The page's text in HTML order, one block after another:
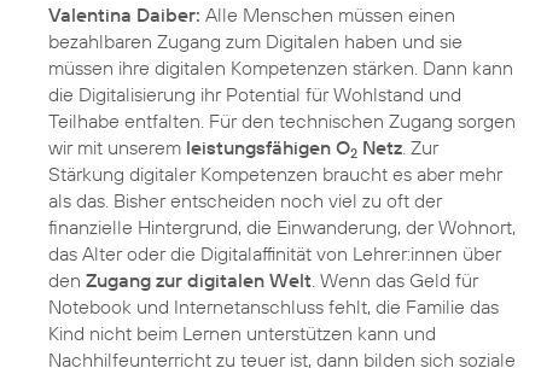
Valentina Daiber: Alle Menschen müssen einen
bezahlbaren Zugang zum Digitalen haben und sie
müssen ihre digitalen Kompetenzen stärken. Dann kann
die Digitalisierung ihr Potential für Wohlstand und
Teilhabe entfalten. Für den technischen Zugang sorgen
wir mit unserem leistungsfähigen O2 Netz . Zur
Stärkung digitaler Kompetenzen braucht es aber mehr
als das. Bisher entscheiden noch viel zu oft der
finanzielle Hintergrund, die Einwanderung, der Wohnort,
das Alter oder die Digitalaffinität von Lehrer:innen über
den Zugang zur digitalen Welt . Wenn das Geld für
Notebook und Internetanschluss fehlt, die Familie das
Kind nicht beim Lernen unterstützen kann und
Nachhilfeunterricht zu teuer ist, dann bilden sich soziale